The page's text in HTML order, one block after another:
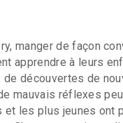
manger de façon
apprendre à leurs
de découvertes de
mauvais réflexes
les plus jeunes ont